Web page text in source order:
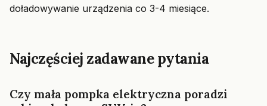
doładowywanie urządzenia co 3-4 miesiące.
Najczęściej zadawane pytania
Czy mała pompka elektryczna poradzi